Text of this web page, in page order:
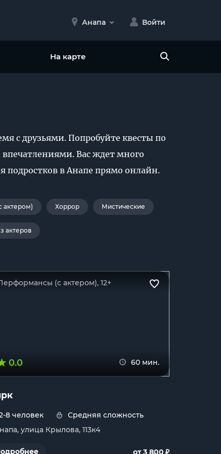
Анапа Войти
На карте
с друзьями. Попробуйте квесты по
Вас ждет много
подростков в Анапе прямо онлайн.
актером) Хоррор Мистические
актеров
(с актером), 12+
0.0 60 мин.
8 человек
Средняя сложность
улица Крылова, 113к4
от 3 800 ₽